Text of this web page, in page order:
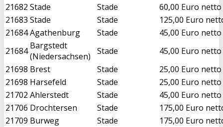
21682 Stade Stade
60,00 Euro netto
21683 Stade Stade
125,00 Euro
21684Agathenburg Stade
45,00 Euro netto
21684 Bargstedt
(Niedersachsen)
Stade
45,00 Euro netto
21698 Brest Stade
25,00 Euro netto
21698 Harsefeld Stade
25,00 Euro netto
21702 Ahlerstedt Stade
45,00 Euro netto
21706 Drochtersen Stade
175,00 Euro
21709 Burweg Stade
175,00 Euro